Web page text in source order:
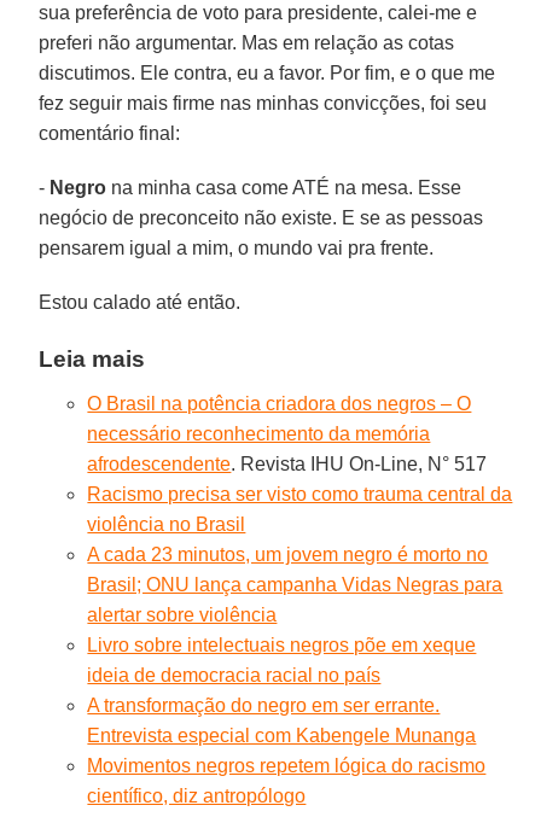
sua preferência de voto para presidente, calei-me e
preferi não argumentar. Mas em relação as cotas
discutimos. Ele contra, eu a favor. Por fim, e o que me
fez seguir mais firme nas minhas convicções, foi seu
comentário final:
- Negro na minha casa come ATÉ na mesa. Esse
negócio de preconceito não existe. E se as pessoas
pensarem igual a mim, o mundo vai pra frente.
Estou calado até então.
Leia mais
O Brasil na potência criadora dos negros – O
necessário reconhecimento da memória
afrodescendente. Revista IHU On-Line, N° 517
Racismo precisa ser visto como trauma central da
violência no Brasil
A cada 23 minutos, um jovem negro é morto no
Brasil; ONU lança campanha Vidas Negras para
alertar sobre violência
Livro sobre intelectuais negros põe em xeque
ideia de democracia racial no país
A transformação do negro em ser errante.
Entrevista especial com Kabengele Munanga
Movimentos negros repetem lógica do racismo
científico, diz antropólogo